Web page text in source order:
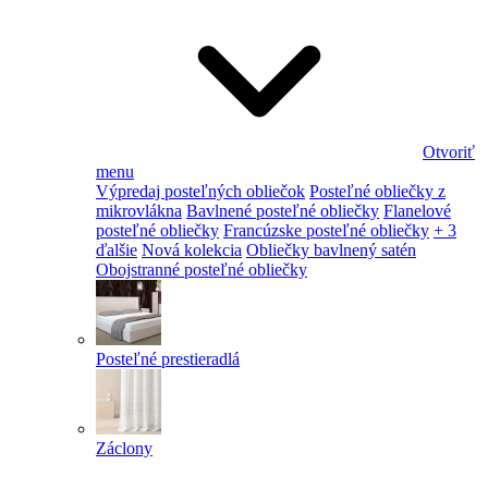
Otvoriť
menu
Výpredaj posteľných obliečok Posteľné obliečky z
mikrovlákna Bavlnené posteľné obliečky Flanelové
posteľné obliečky Francúzske posteľné obliečky + 3
ďalšie Nová kolekcia Obliečky bavlnený satén
Obojstranné posteľné obliečky
Posteľné prestieradlá
Záclony